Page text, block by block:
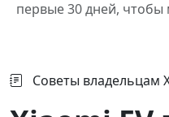
первые 30 дней, чтобы
Советы владельцам